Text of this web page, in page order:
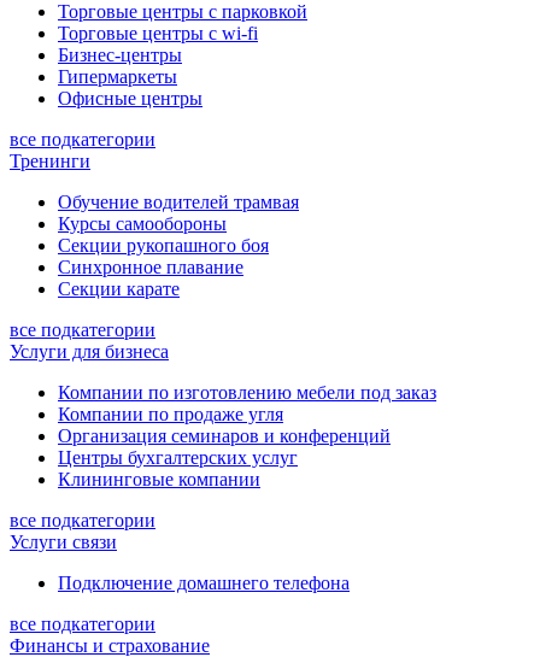
Торговые центры с парковкой
Торговые центры с wi-fi
Бизнес-центры
Гипермаркеты
Офисные центры
все подкатегории
Тренинги
Обучение водителей трамвая
Курсы самообороны
Секции рукопашного боя
Синхронное плавание
Секции карате
все подкатегории
Услуги для бизнеса
Компании по изготовлению мебели под заказ
Компании по продаже угля
Организация семинаров и конференций
Центры бухгалтерских услуг
Клининговые компании
все подкатегории
Услуги связи
Подключение домашнего телефона
все подкатегории
Финансы и страхование